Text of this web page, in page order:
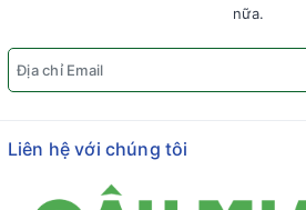
nữa.
Liên hệ với chúng tôi